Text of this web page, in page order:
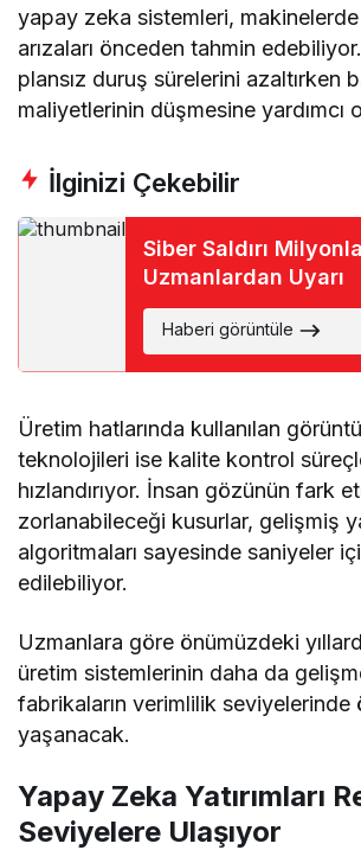
yapay zeka sistemleri,
arızaları önceden tahmin
plansız duruş sürelerini azaltırken
maliyetlerinin düşmesine yardımcı
İlginizi Çekebilir
Siber Saldırı
Uzmanlardan Uyarı
Haberi görüntüle
Üretim hatlarında kullanılan
teknolojileri ise kalite kontrol
hızlandırıyor. İnsan gözünün fark
zorlanabileceği kusurlar, gelişmiş
algoritmaları sayesinde saniyeler
edilebiliyor.
Uzmanlara göre önümüzdeki
üretim sistemlerinin daha da
fabrikaların verimlilik seviyelerinde
yaşanacak.
Yapay Zeka Yatırımları
Seviyelere Ulaşıyor